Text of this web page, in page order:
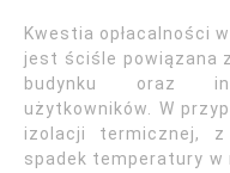
Kwestia opłacalności
jest ściśle powiązana
budynku oraz
użytkowników. W
izolacji termicznej, z
spadek temperatury w